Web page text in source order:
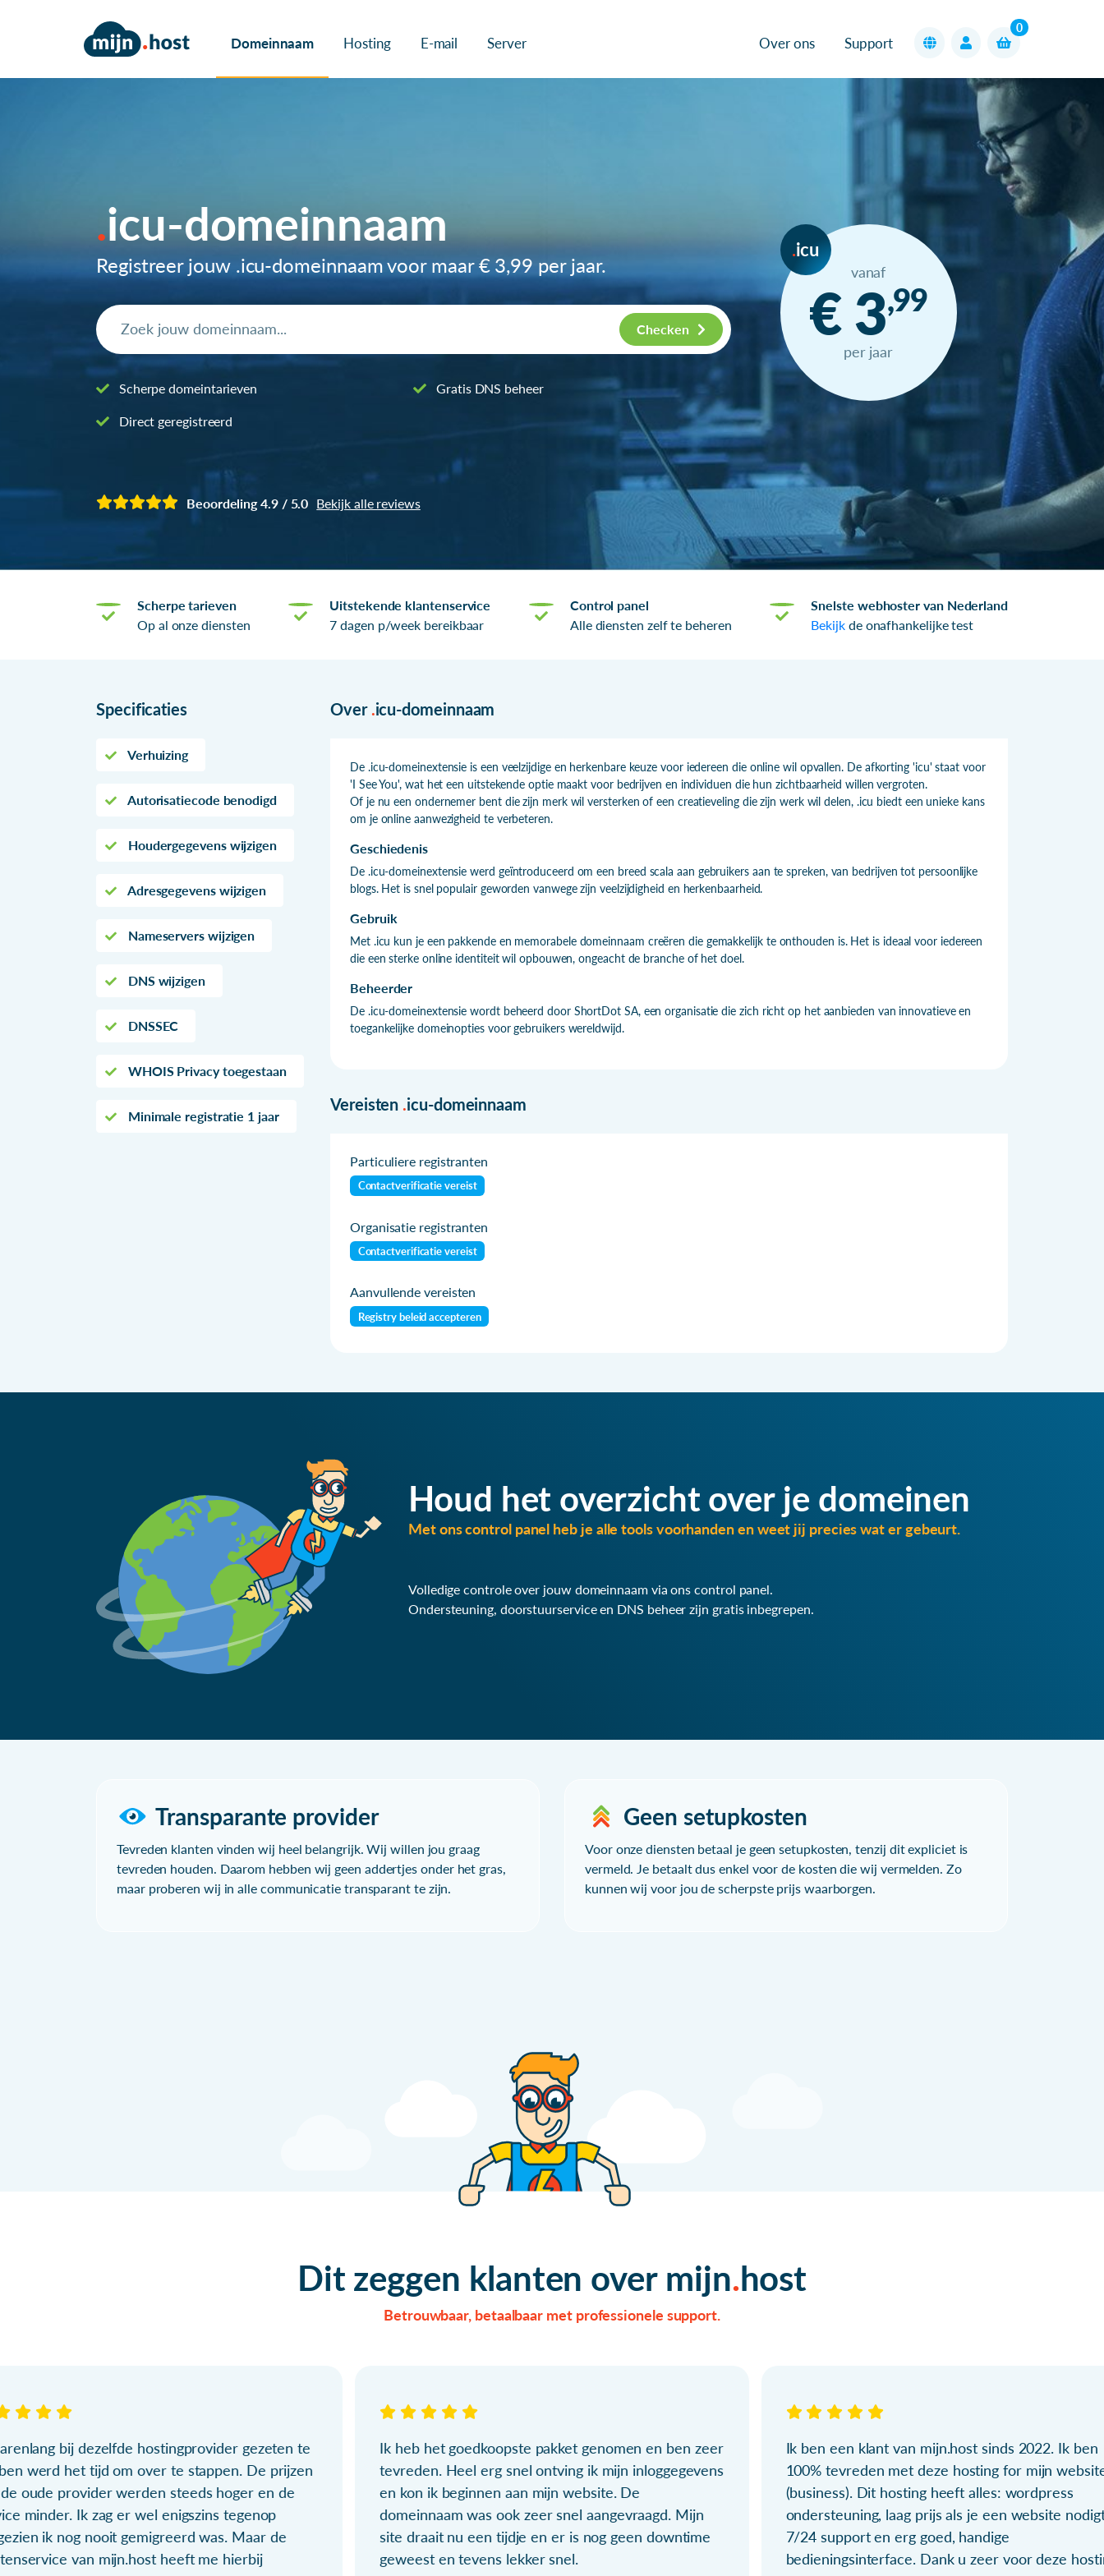
Domeinnaam Hosting E-mail Server Over ons Support
0
icu-domeinnaam
Registreer jouw .icu-domeinnaam voor maar€ 3,99 per jaar.
Checken
Scherpe domeintarieven
Direct geregistreerd
Gratis DNS beheer
icu
vanaf
€ 3,99
per jaar
Beoordeling 4.9 / 5.0 Bekijk alle reviews
Scherpe tarieven
Op al onze diensten
Uitstekende klantenservice
7 dagen p/week bereikbaar
Control panel
Alle diensten zelf te beheren
Snelste webhoster van Nederland
Bekijkde onafhankelijke test
Specificaties
Verhuizing
Autorisatiecode benodigd
Houdergegevens wijzigen
Adresgegevens wijzigen
Nameservers wijzigen
DNS wijzigen
DNSSEC
WHOIS Privacy toegestaan
Minimale registratie 1 jaar
Over .icu-domeinnaam
De .icu-domeinextensie is een veelzijdige en herkenbare keuze voor iedereen die online wil opvallen. De afkorting 'icu' staat voor
'I See You', wat het een uitstekende optie maakt voor bedrijven en individuen die hun zichtbaarheid willen vergroten.
Of je nu een ondernemer bent die zijn merk wil versterken of een creatieveling die zijn werk wil delen, .icu biedt een unieke kans
om je online aanwezigheid te verbeteren.
Geschiedenis
De .icu-domeinextensie werd geïntroduceerd om een breed scala aan gebruikers aan te spreken, van bedrijven tot persoonlijke
blogs. Het is snel populair geworden vanwege zijn veelzijdigheid en herkenbaarheid.
Gebruik
Met .icu kun je een pakkende en memorabele domeinnaam creëren die gemakkelijk te onthouden is. Het is ideaal voor iedereen
die een sterke online identiteit wil opbouwen, ongeacht de branche of het doel.
Beheerder
De .icu-domeinextensie wordt beheerd door ShortDot SA, een organisatie die zich richt op het aanbieden van innovatieve en
toegankelijke domeinopties voor gebruikers wereldwijd.
Vereisten .icu-domeinnaam
Particuliere registranten
Contactverificatie vereist
Organisatie registranten
Contactverificatie vereist
Aanvullende vereisten
Registry beleid accepteren
Houd het overzicht over je domeinen
Met ons control panel heb je alle tools voorhanden en weet jij precies wat er gebeurt.
Volledige controle over jouw domeinnaam via ons control panel.
Ondersteuning, doorstuurservice en DNS beheer zijn gratis inbegrepen.
Transparante provider
Tevreden klanten vinden wij heel belangrijk. Wij willen jou graag
tevreden houden. Daarom hebben wij geen addertjes onder het gras,
maar proberen wij in alle communicatie transparant te zijn.
Geen setupkosten
Voor onze diensten betaal je geen setupkosten, tenzij dit expliciet is
vermeld. Je betaalt dus enkel voor de kosten die wij vermelden. Zo
kunnen wij voor jou de scherpste prijs waarborgen.
Dit zeggen klanten over mijn host
Betrouwbaar, betaalbaar met professionele support.
bij dezelfde hostingprovider gezeten te
werd het tijd om over te stappen. De prijzen
oude provider werden steeds hoger en de
minder. Ik zag er wel enigszins tegenop
ik nog nooit gemigreerd was. Maar de
van mijn.host heeft me hierbij
Ik heb het goedkoopste pakket genomen en ben zeer
tevreden. Heel erg snel ontving ik mijn inloggegevens
en kon ik beginnen aan mijn website. De
domeinnaam was ook zeer snel aangevraagd. Mijn
site draait nu een tijdje en er is nog geen downtime
geweest en tevens lekker snel.
Ik ben een klant van mijn.host sinds 2022. Ik ben
100% tevreden met deze hosting for mijn
(business). Dit hosting heeft alles: wordpress
ondersteuning, laag prijs als je een website
7/24 support en erg goed, handige
bedieningsinterface. Dank u zeer voor deze